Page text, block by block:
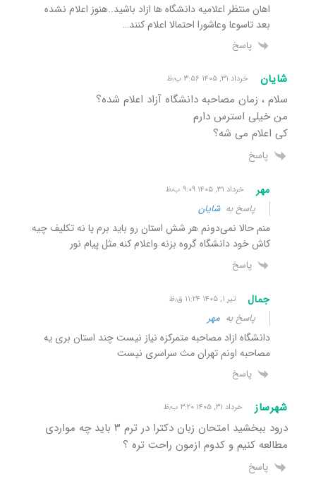
اهان منتظر اعلامیه دانشگاه ها ازاد باشید..هنوز اعلام نشده
بعد تاسوعا وعاشورا احتمالا اعلام کنند…
پاسخ
شایان خرداد ۳۱, ۱۴۰۵ ۳:۵۶ ب٫ظ
سلام ، زمان مصاحبه دانشگاه آزاد اعلام شده؟
من خیلی استرس دارم
کی اعلام می شه؟
پاسخ
مهر خرداد ۳۱, ۱۴۰۵ ۹:۰۹ ب٫ظ
پاسخ بهشایان
منم حالا نمی‌دونم هر شش استان رو باید برم یا نه تکلیف چیه
کاش خود دانشگاه گروه بزنه واعلام کنه مثل پیام نور
پاسخ
جمال تیر ۱, ۱۴۰۵ ۱۱:۲۴ ق٫ظ
پاسخ به مهر
دانشگاه ازاد مصاحبه متمرکزه نیاز نیست چند استان بری یه
مصاحبه اونم تهران مث سراسری نیست
پاسخ
شهرساز خرداد ۳۱, ۱۴۰۵ ۳:۲۰ ب٫ظ
درود ببخشید امتحان زبان دکترا در ترم ۳ باید چه مواردی
مطالعه کنیم و کدوم ازمون راحت تره ؟
پاسخ